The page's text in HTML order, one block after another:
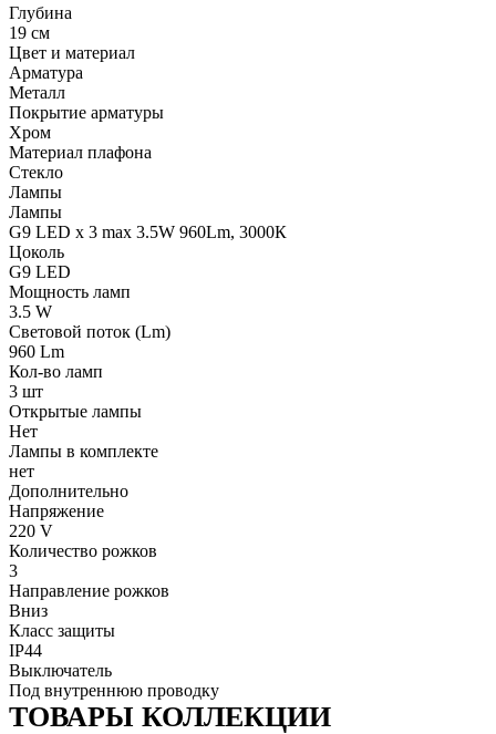
Глубина
19 см
Цвет и материал
Арматура
Металл
Покрытие арматуры
Хром
Материал плафона
Стекло
Лампы
Лампы
G9 LED x 3 max 3.5W 960Lm, 3000К
Цоколь
G9 LED
Мощность ламп
3.5 W
Световой поток (Lm)
960 Lm
Кол-во ламп
3 шт
Открытые лампы
Нет
Лампы в комплекте
нет
Дополнительно
Напряжение
220 V
Количество рожков
3
Направление рожков
Вниз
Класс защиты
IP44
Выключатель
Под внутреннюю проводку
ТОВАРЫ КОЛЛЕКЦИИ